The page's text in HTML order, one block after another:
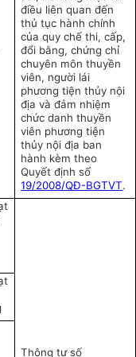
điều liên quan đến
thủ tục hành chính
của quy chế thi, cấp,
đổi bằng, chứng chỉ
chuyên môn thuyền
viên, người lái
phương tiện thủy nội
địa và đảm nhiệm
chức danh thuyền
viên phương tiện
thủy nội địa ban
hành kèm theo
Quyết định số
19/2008/QĐ-BGTVT.
Thông tư số